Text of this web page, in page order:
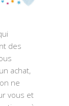
des
achat,
ne
vous et